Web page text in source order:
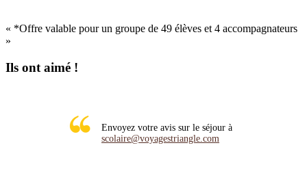
« *Offre valable pour un groupe de 49 élèves et 4 accompagnateurs
»
Ils ont aimé !
scolaire@voyagestriangle.com